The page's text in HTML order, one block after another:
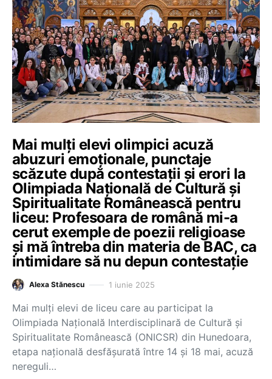
Mai mulți elevi olimpici acuză
abuzuri emoționale, punctaje
scăzute după contestații și erori la
Olimpiada Națională de Cultură și
Spiritualitate Românească pentru
liceu: Profesoara de română mi-a
cerut exemple de poezii religioase
și mă întreba din materia de BAC, ca
intimidare să nu depun contestație
Alexa Stănescu 1 iunie 2025
Mai mulți elevi de liceu care au participat la
Olimpiada Națională Interdisciplinară de Cultură și
Spiritualitate Românească (ONICSR) din Hunedoara,
etapa națională desfășurată între 14 și 18 mai, acuză
nereguli…